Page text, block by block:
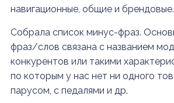
навигационные, общие и брендовые.
Собрала список минус-фраз.
фраз/слов связана с названием
конкурентов или такими
по которым у нас нет ни одного
парусом, с педалями и др.